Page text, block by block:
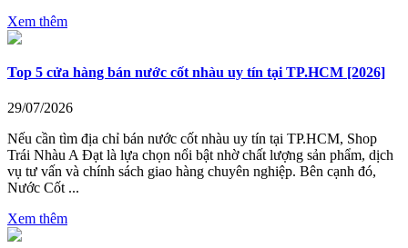
Xem thêm
Top 5 cửa hàng bán nước cốt nhàu uy tín tại TP.HCM [2026]
29/07/2026
Nếu cần tìm địa chỉ bán nước cốt nhàu uy tín tại TP.HCM, Shop
Trái Nhàu A Đạt là lựa chọn nổi bật nhờ chất lượng sản phẩm, dịch
vụ tư vấn và chính sách giao hàng chuyên nghiệp. Bên cạnh đó,
Nước Cốt ...
Xem thêm